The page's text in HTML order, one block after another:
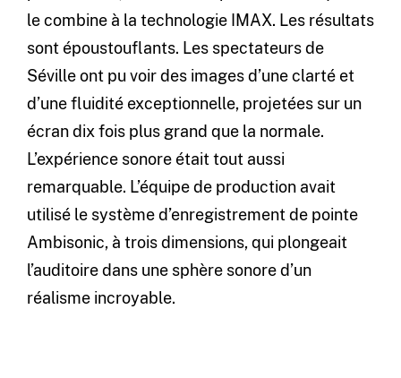
le combine à la technologie IMAX. Les résultats
sont époustouflants. Les spectateurs de
Séville ont pu voir des images d’une clarté et
d’une fluidité exceptionnelle, projetées sur un
écran dix fois plus grand que la normale.
L’expérience sonore était tout aussi
remarquable. L’équipe de production avait
utilisé le système d’enregistrement de pointe
Ambisonic, à trois dimensions, qui plongeait
l’auditoire dans une sphère sonore d’un
réalisme incroyable.